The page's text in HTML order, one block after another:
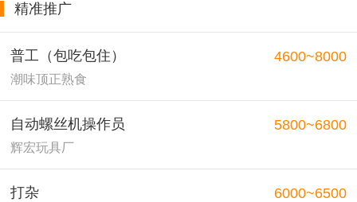
精准推广
普工（包吃包住）
潮味顶正熟食
4600~8000
自动螺丝机操作员
辉宏玩具厂
5800~6800
打杂 6000~6500